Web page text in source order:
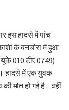
इस हादसे में पांच
के बनचोरा में हुआ
यूके 010 टीए 0749)
हादसे में एक युवक
की मौत हो गई है। वहीं